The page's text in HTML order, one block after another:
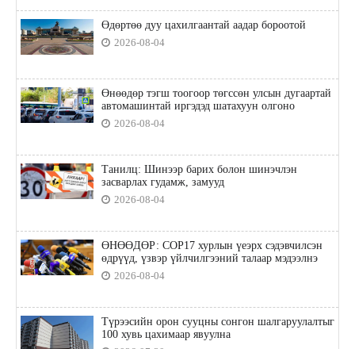
Өдөртөө дуу цахилгаантай аадар бороотой
2026-08-04
Өнөөдөр тэгш тоогоор төгссөн улсын дугаартай
автомашинтай иргэдэд шатахуун олгоно
2026-08-04
Танилц: Шинээр барих болон шинэчлэн
засварлах гудамж, замууд
2026-08-04
ӨНӨӨДӨР: COP17 хурлын үеэрх сэдэвчилсэн
өдрүүд, үзвэр үйлчилгээний талаар мэдээлнэ
2026-08-04
Түрээсийн орон сууцны сонгон шалгаруулалтыг
100 хувь цахимаар явуулна